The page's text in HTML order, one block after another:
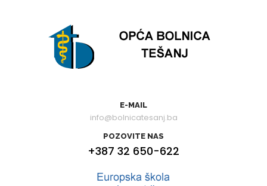
E-MAIL
info@bolnicatesanj.ba
POZOVITE NAS
+387 32 650-622